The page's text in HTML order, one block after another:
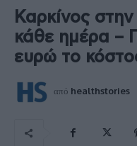
Καρκίνος
κάθε ημέρα –
ευρώ το
από healthstories